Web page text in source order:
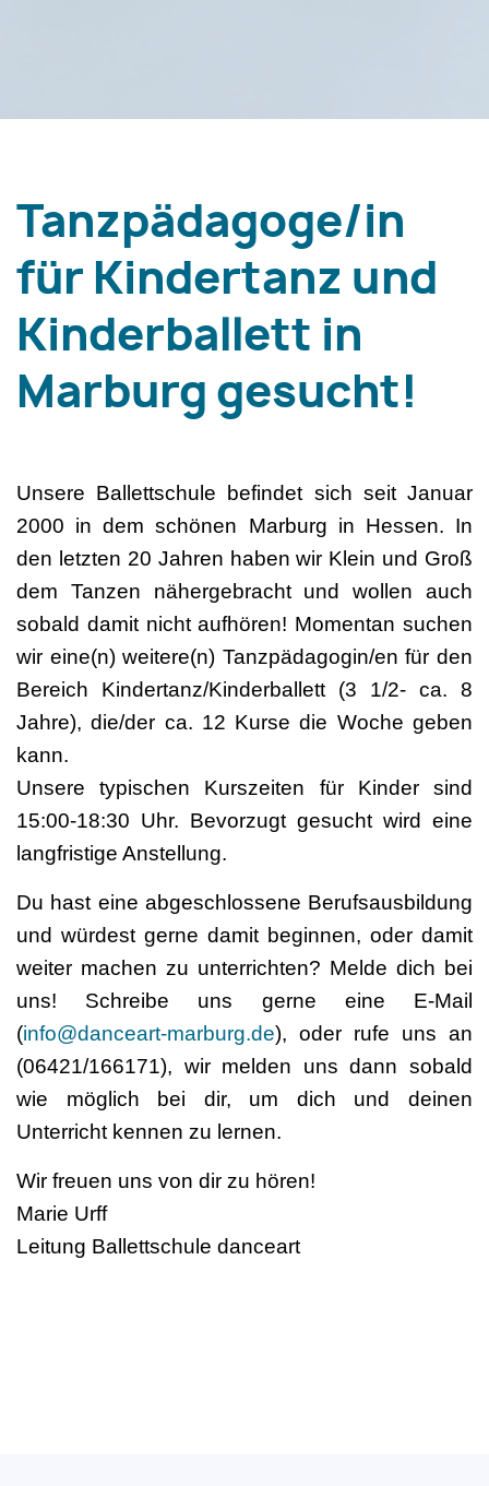
Tanzpädagoge/in
für Kindertanz und
Kinderballett in
Marburg gesucht!
Unsere Ballettschule befindet sich seit Januar
2000 in dem schönen Marburg in Hessen. In
den letzten 20 Jahren haben wir Klein und Groß
dem Tanzen nähergebracht und wollen auch
sobald damit nicht aufhören! Momentan suchen
wir eine(n) weitere(n) Tanzpädagogin/en für den
Bereich Kindertanz/Kinderballett (3 1/2- ca. 8
Jahre), die/der ca. 12 Kurse die Woche geben
kann.
Unsere typischen Kurszeiten für Kinder sind
15:00-18:30 Uhr. Bevorzugt gesucht wird eine
langfristige Anstellung.
Du hast eine abgeschlossene Berufsausbildung
und würdest gerne damit beginnen, oder damit
weiter machen zu unterrichten? Melde dich bei
uns! Schreibe uns gerne eine E-Mail
(info@danceart-marburg.de), oder rufe uns an
(06421/166171), wir melden uns dann sobald
wie möglich bei dir, um dich und deinen
Unterricht kennen zu lernen.
Wir freuen uns von dir zu hören!
Marie Urff
Leitung Ballettschule danceart